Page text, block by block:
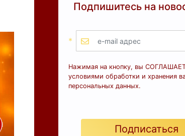
Подпишитесь на
*
Нажимая на кнопку, вы
условиями обработки и хранения
персональных данных.
Подписаться